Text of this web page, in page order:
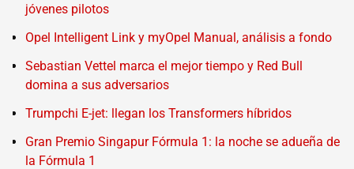
jóvenes pilotos
Opel Intelligent Link y myOpel Manual, análisis a fondo
Sebastian Vettel marca el mejor tiempo y Red Bull
domina a sus adversarios
Trumpchi E-jet: llegan los Transformers híbridos
Gran Premio Singapur Fórmula 1: la noche se adueña de
la Fórmula 1